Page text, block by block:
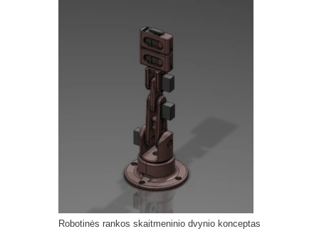
Robotinės rankos skaitmeninio dvynio konceptas